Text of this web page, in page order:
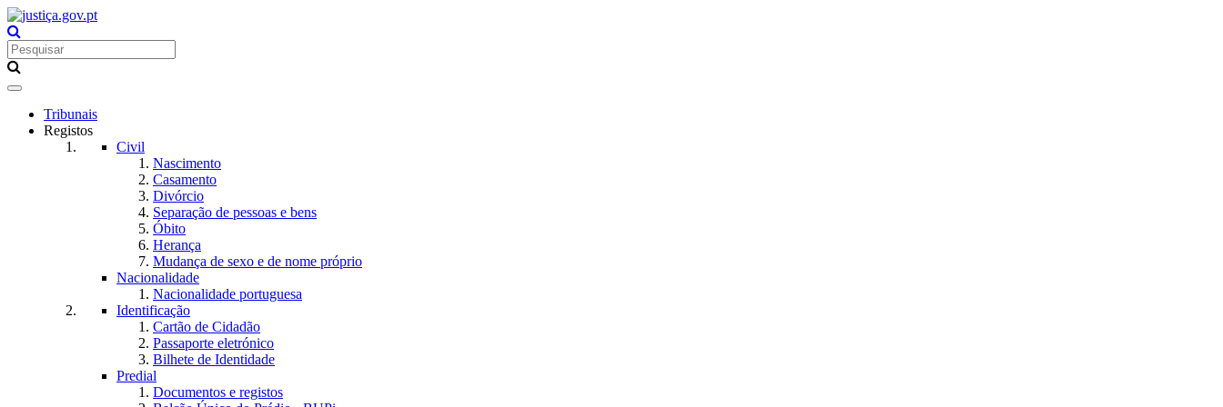
Toggle
navigationTribunais
Registos
Civil
Nascimento
Casamento
Divórcio
Separação de pessoas e bens
Óbito
Herança
Mudança de sexo e de nome próprio
Nacionalidade
Nacionalidade portuguesa
Identificação
Cartão de Cidadão
Passaporte eletrónico
Bilhete de Identidade
Predial
Documentos e registos